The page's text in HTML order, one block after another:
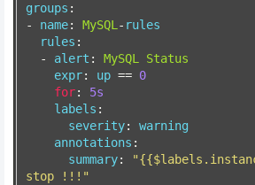
groups :
- name: MySQL- rules
rules :
- alert : MySQL Status
expr: up == 0
for:
5s
labels :
severity:
warning
annotations :
summary:
stop !!!"